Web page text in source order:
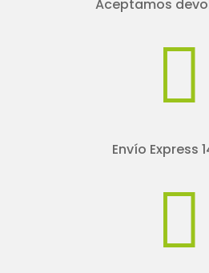
Aceptamos

Envío Express
